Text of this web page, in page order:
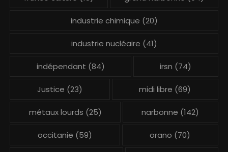
industrie chimique (20)
industrie nucléaire (41)
indépendant (84) irsn (74)
Justice (23) midi libre (69)
métaux lourds (25) narbonne (142)
occitanie (59) orano (70)